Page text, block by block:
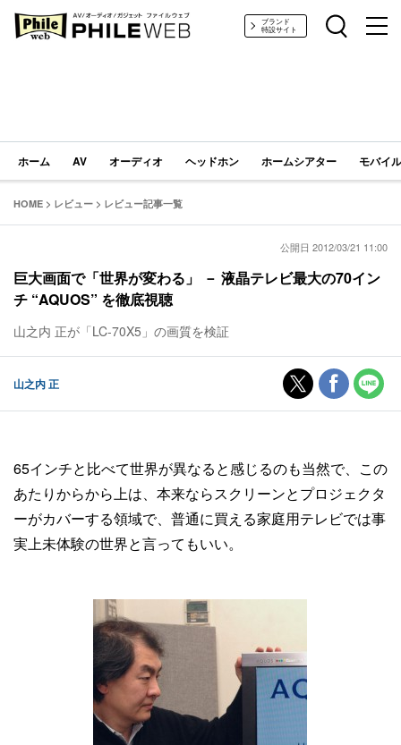
PHILE WEB｜AV/オーディオ/ガジェットブランド
特設サイト
ホーム AV オーディオ ヘッドホン ホームシアター モバイ
HOME > レビュー > レビュー記事一覧
公開日 2012/03/21 11:00
巨大画面で「世界が変わる」 － 液晶テレビ最大の70イン
チ “AQUOS” を徹底視聴
山之内 正が「LC-70X5」の画質を検証
山之内 正
65インチと比べて世界が異なると感じるのも当然で、この
あたりからから上は、本来ならスクリーンとプロジェクタ
ーがカバーする領域で、普通に買える家庭用テレビでは事
実上未体験の世界と言ってもいい。